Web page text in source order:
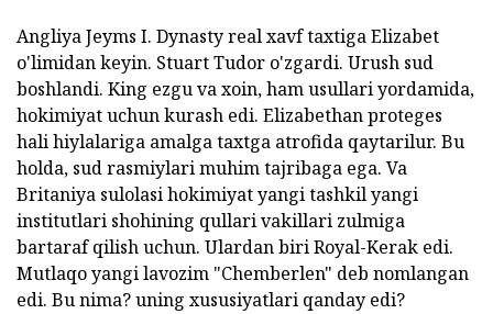
Angliya Jeyms I. Dynasty real xavf taxtiga Elizabet
o'limidan keyin. Stuart Tudor o'zgardi. Urush sud
boshlandi. King ezgu va xoin, ham usullari yordamida,
hokimiyat uchun kurash edi. Elizabethan proteges
hali hiylalariga amalga taxtga atrofida qaytarilur. Bu
holda, sud rasmiylari muhim tajribaga ega. Va
Britaniya sulolasi hokimiyat yangi tashkil yangi
institutlari shohining qullari vakillari zulmiga
bartaraf qilish uchun. Ulardan biri Royal-Kerak edi.
Mutlaqo yangi lavozim "Chemberlen" deb nomlangan
edi. Bu nima? uning xususiyatlari qanday edi?